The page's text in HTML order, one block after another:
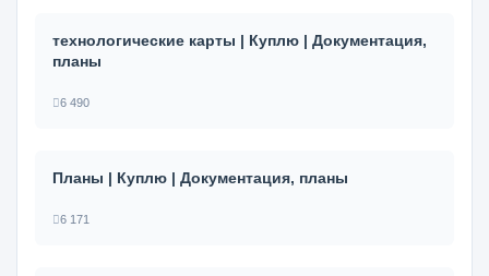
технологические карты | Куплю | Документация,
планы
6 490
Планы | Куплю | Документация, планы
6 171